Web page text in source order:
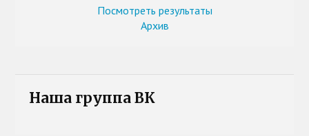
Посмотреть результаты
Архив
Наша группа ВК